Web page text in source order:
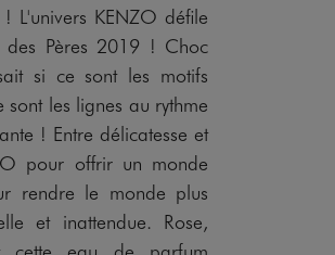
L'univers KENZO défile
des Pères 2019 ! Choc
si ce sont les motifs
les lignes au rythme
! Entre délicatesse et
pour offrir un monde
rendre le monde plus
et inattendue. Rose,